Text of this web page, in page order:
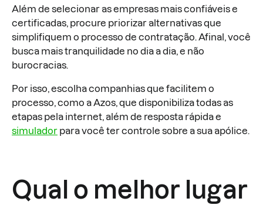
Além de selecionar as empresas mais confiáveis e
certificadas, procure priorizar alternativas que
simplifiquem o processo de contratação. Afinal, você
busca mais tranquilidade no dia a dia, e não
burocracias.
Por isso, escolha companhias que facilitem o
processo, como a Azos, que disponibiliza todas as
etapas pela internet, além de resposta rápida e
simulador para você ter controle sobre a sua apólice.
Qual o melhor lugar